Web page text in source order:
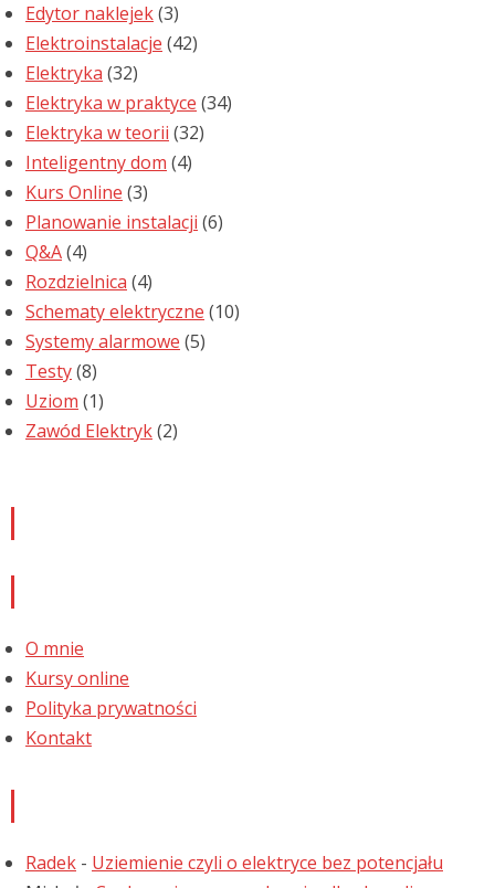
Edytor naklejek(3)
Elektroinstalacje (42)
Elektryka (32)
Elektryka w praktyce (34)
Elektryka w teorii (32)
Inteligentny dom (4)
Kurs Online (3)
Planowanie instalacji (6)
Q&A(4)
Rozdzielnica (4)
Schematy elektryczne (10)
Systemy alarmowe (5)
Testy(8)
Uziom (1)
Zawód Elektryk(2)
O mnie
Kursy online
Polityka prywatności
Kontakt
Radek - Uziemienie czyli o elektryce bez potencjału